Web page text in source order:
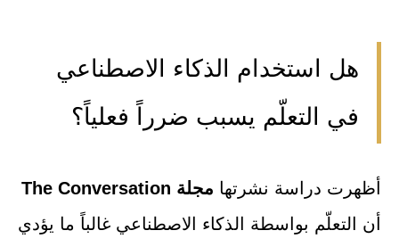
هل استخدام الذكاء الاصطناعي
في التعلّم يسبب ضرراً فعلياً؟
أظهرت دراسة نشرتها مجلة The Conversation
أن التعلّم بواسطة الذكاء الاصطناعي غالباً ما يؤدي